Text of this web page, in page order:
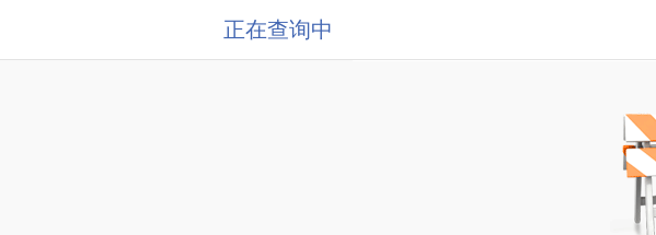
正在查询中